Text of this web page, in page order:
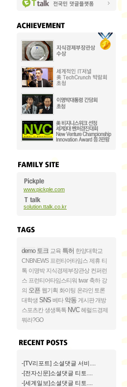
www.pickple.com
solution.ttalk.co.kr
demo 토크 교육 특허 한양대학교
CNBNEWS 프런티어타임스 제휴 티
톡 이명박 지식경제부장관상 컨퍼런
스 프런티어타임스티워 twar 축하 강
의 오픈 웹기획 화이팅 온라인 토론
대학생 SNS 베타 악동 게시판 개방
스포츠칸 생생톡톡 NVC 헤럴드경제
뭐라?GO
-[TV리포트] 소셜댓글 서비....
-[전자신문]소셜댓글 티토....
-[세계일보]소셜댓글 티토....